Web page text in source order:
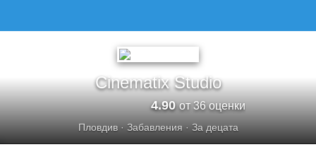
Cinematix Studio
4.90от 36 оценки
Пловдив· Забавления· За децата